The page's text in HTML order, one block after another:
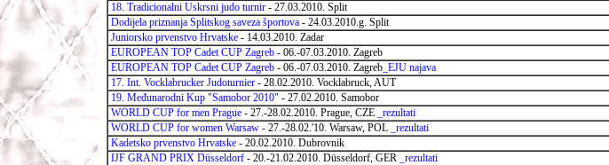
18. Tradicionalni Uskrsni judo turnir - 27.03.2010. Split
Dodijela priznanja Splitskog saveza športova - 24.03.2010.g. Split
Juniorsko prvenstvo Hrvatske - 14.03.2010. Zadar
EUROPEAN TOP Cadet CUP Zagreb - 06.-07.03.2010. Zagreb
EUROPEAN TOP Cadet CUP Zagreb - 06.-07.03.2010. Zagreb _EJU najava
17. Int. Vocklabrucker Judoturnier - 28.02.2010. Vocklabruck, AUT
19. Međunarodni Kup "Samobor 2010" - 27.02.2010. Samobor
WORLD CUP for men Prague - 27.-28.02.2010. Prague, CZE
_rezultati
WORLD CUP for women Warsaw - 27.-28.02.'10. Warsaw, POL
_rezultati
Kadetsko prvenstvo Hrvatske - 20.02.2010. Dubrovnik
IJF GRAND PRIX Düsseldorf - 20.-21.02.2010. Düsseldorf, GER
_rezultati